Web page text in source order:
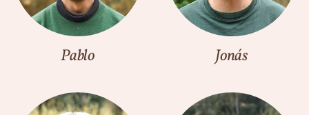
Pablo Jonás